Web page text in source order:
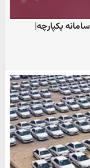
یکپارچه|